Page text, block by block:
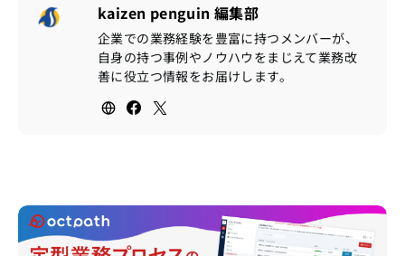
kaizen penguin 編集部
企業での業務経験を豊富に持つメンバーが、
自身の持つ事例やノウハウをまじえて業務改
善に役立つ情報をお届けします。